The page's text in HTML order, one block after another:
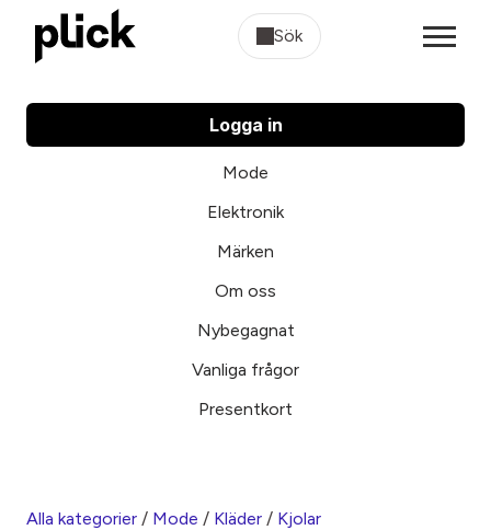
Sök
Logga in
Mode
Elektronik
Märken
Om oss
Nybegagnat
Vanliga frågor
Presentkort
Alla kategorier / Mode / Kläder / Kjolar